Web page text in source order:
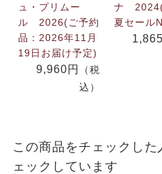
ュ・プリムー
ル 2026(ご予約
品：2026年11月
19日お届け予定)
9,960円
（税
込）
ナ
夏セール
この商品をチェックし
ェックしています